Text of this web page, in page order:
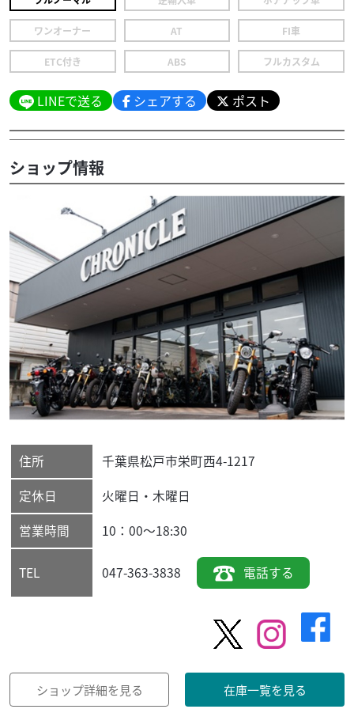
ワンオーナー AT FI車
ETC付き ABS フルカスタム
LINEで送る シェアする ポスト
ショップ情報
住所 千葉県松戸市栄町西4-1217
定休日
火曜日・木曜日
営業時間
10：00～18:30
TEL 047-363-3838 電話する
ショップ詳細を見る 在庫一覧を見る